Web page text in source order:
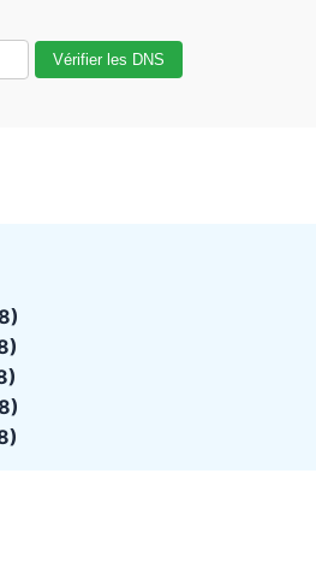
Vérifier les DNS